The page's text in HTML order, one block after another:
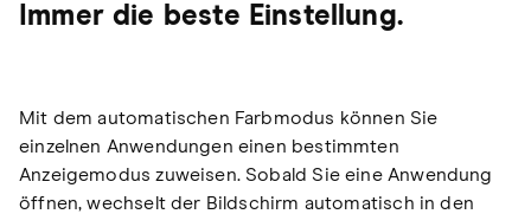
Immer die beste Einstellung.
Mit dem automatischen Farbmodus können Sie
einzelnen Anwendungen einen bestimmten
Anzeigemodus zuweisen. Sobald Sie eine Anwendung
öffnen, wechselt der Bildschirm automatisch in den